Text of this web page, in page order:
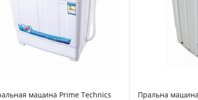
машина Prime Technics
Пральна